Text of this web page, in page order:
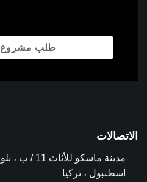
طلب
الاتصالات
اسطنبول ، تركيا